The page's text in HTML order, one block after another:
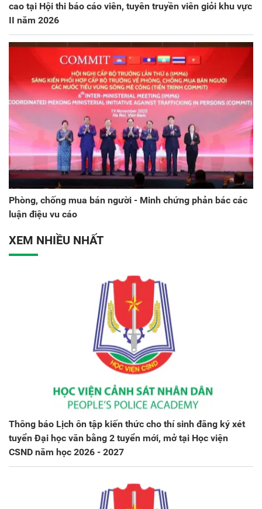
cao tại Hội thi báo cáo viên, tuyên truyền viên giỏi khu vực
II năm 2026
Phòng, chống mua bán người - Minh chứng phản bác các
luận điệu vu cáo
XEM NHIỀU NHẤT
Thông báo Lịch ôn tập kiến thức cho thí sinh đăng ký xét
tuyển Đại học văn bằng 2 tuyển mới, mở tại Học viện
CSND năm học 2026 - 2027